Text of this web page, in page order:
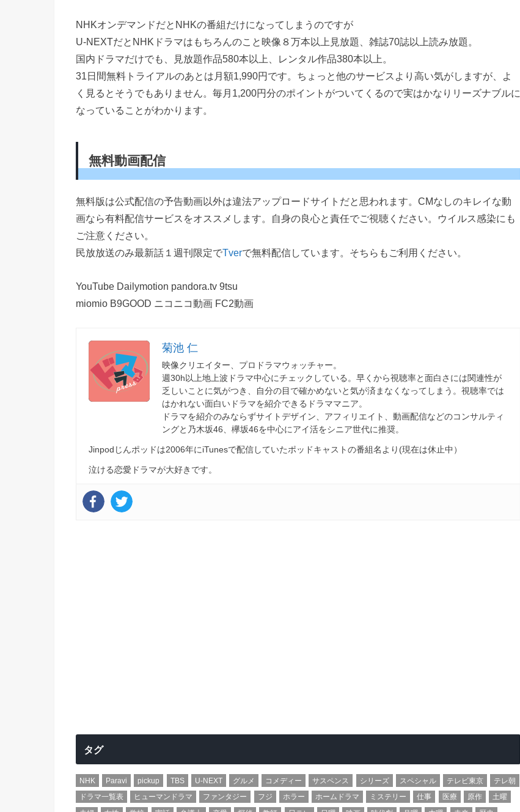
NHKオンデマンドだとNHKの番組だけになってしまうのですが
U-NEXTだとNHKドラマはもちろんのこと映像８万本以上見放題、雑誌70誌以上読み放題。
国内ドラマだけでも、見放題作品580本以上、レンタル作品380本以上。
31日間無料トライアルのあとは月額1,990円です。ちょっと他のサービスより高い気がしますが、よ
く見るとそうでもありません。毎月1,200円分のポイントがついてくるので実はかなりリーズナブルに
なっていることがわかります。
無料動画配信
無料版は公式配信の予告動画以外は違法アップロードサイトだと思われます。CMなしのキレイな動
画なら有料配信サービスをオススメします。自身の良心と責任でご視聴ください。ウイルス感染にも
ご注意ください。
民放放送のみ最新話１週刊限定でTverで無料配信しています。そちらもご利用ください。
YouTube Dailymotion pandora.tv 9tsu
miomio B9GOOD ニコニコ動画 FC2動画
菊池 仁
映像クリエイター、プロドラマウォッチャー。
週30h以上地上波ドラマ中心にチェックしている。早くから視聴率と面白さには関連性が
乏しいことに気がつき、自分の目で確かめないと気が済まなくなってしまう。視聴率では
はかれない面白いドラマを紹介できるドラママニア。
ドラマを紹介のみならずサイトデザイン、アフィリエイト、動画配信などのコンサルティ
ングと乃木坂46、欅坂46を中心にアイ活をシニア世代に推奨。
Jinpodじんポッドは2006年にiTunesで配信していたポッドキャストの番組名より(現在は休止中）
泣ける恋愛ドラマが大好きです。
タグ
NHK Paravi pickup TBS U-NEXT グルメ コメディー サスペンス シリーズ スペシャル テレビ東京
テレ朝
ドラマ一覧表
ヒューマンドラマ ファンタジー フジ ホラー ホームドラマ ミステリー 仕事 医療 原作
土曜